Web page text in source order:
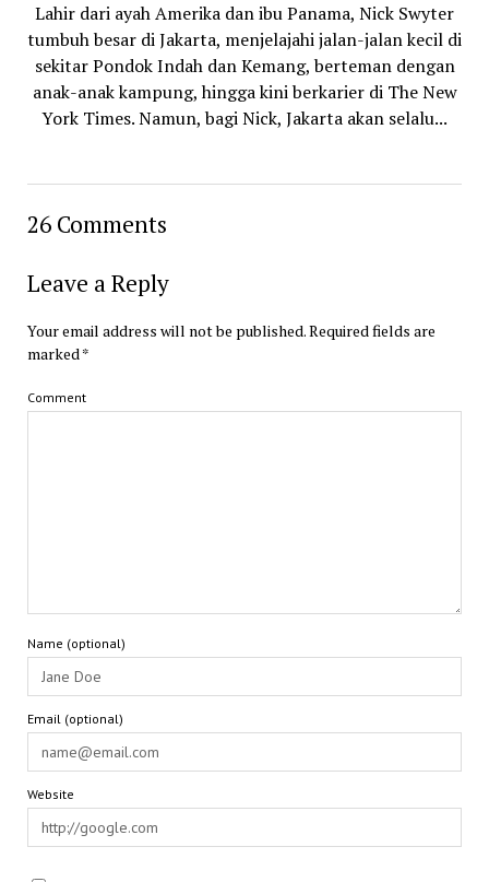
Lahir dari ayah Amerika dan ibu Panama, Nick Swyter
tumbuh besar di Jakarta, menjelajahi jalan-jalan kecil di
sekitar Pondok Indah dan Kemang, berteman dengan
anak-anak kampung, hingga kini berkarier di The New
York Times. Namun, bagi Nick, Jakarta akan selalu...
26 Comments
Leave a Reply
Your email address will not be published.Required fields are
marked*
Comment
Name (optional)
Email (optional)
Website